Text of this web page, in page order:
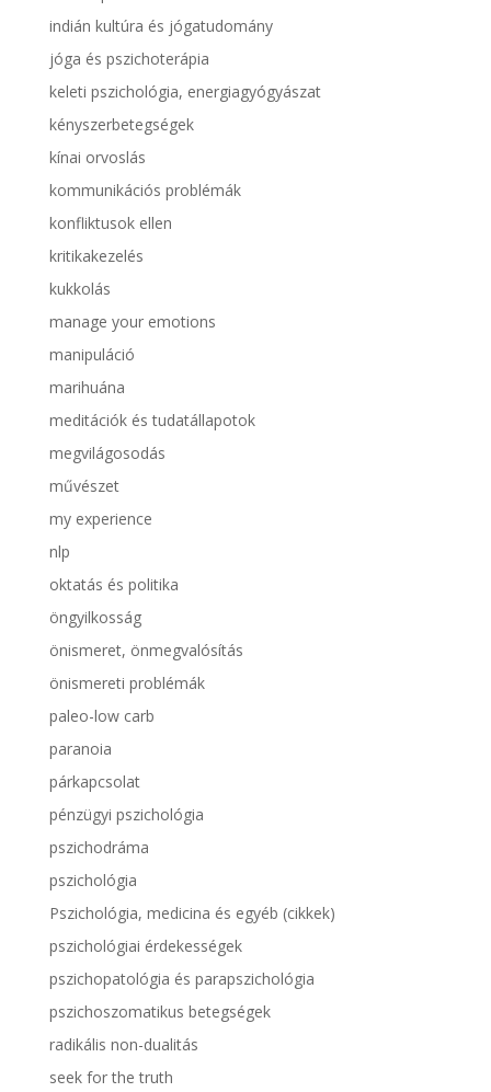
indián kultúra és jógatudomány
jóga és pszichoterápia
keleti pszichológia, energiagyógyászat
kényszerbetegségek
kínai orvoslás
kommunikációs problémák
konfliktusok ellen
kritikakezelés
kukkolás
manage your emotions
manipuláció
marihuána
meditációk és tudatállapotok
megvilágosodás
művészet
my experience
nlp
oktatás és politika
öngyilkosság
önismeret, önmegvalósítás
önismereti problémák
paleo-low carb
paranoia
párkapcsolat
pénzügyi pszichológia
pszichodráma
pszichológia
Pszichológia, medicina és egyéb (cikkek)
pszichológiai érdekességek
pszichopatológia és parapszichológia
pszichoszomatikus betegségek
radikális non-dualitás
seek for the truth